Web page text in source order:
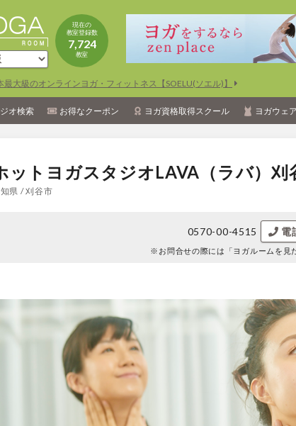
現在の
教室登録数
7,724
教室
最大級のオンラインヨガ・フィットネス【SOELU(ソエル)】
オ検索 お得なクーポン ヨガ資格取得スクール ヨガウェ
ットヨガスタジオLAVA（ラバ）刈
県 / 刈谷市
0570-00-4515 電
※お問合せの際には 「ヨガルームを見